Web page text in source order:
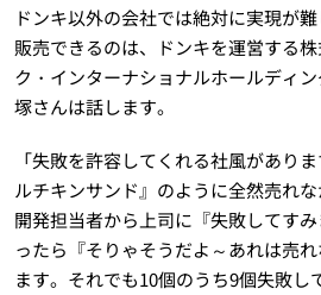
ドンキ以外の会社では絶対に実現が
販売できるのは、ドンキを運営する
ク・インターナショナルホールディ
塚さんは話します。
「失敗を許容してくれる社風があり
ルチキンサンド』のように全然売れな
開発担当者から上司に『失敗してす
ったら『そりゃそうだよ～あれは売
ます。それでも10個のうち9個失敗し